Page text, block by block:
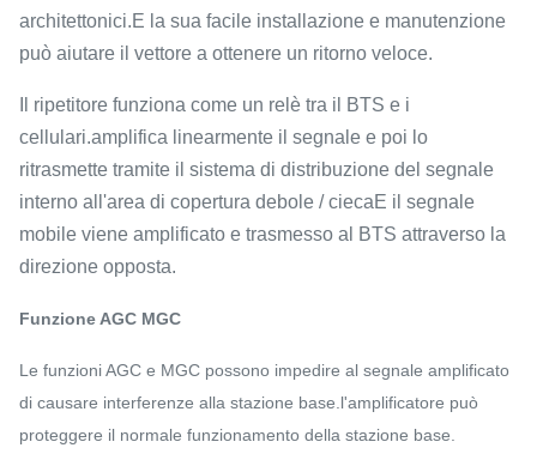
architettonici.E la sua facile installazione e manutenzione
può aiutare il vettore a ottenere un ritorno veloce.
Il ripetitore funziona come un relè tra il BTS e i
cellulari.amplifica linearmente il segnale e poi lo
ritrasmette tramite il sistema di distribuzione del segnale
interno all'area di copertura debole / ciecaE il segnale
mobile viene amplificato e trasmesso al BTS attraverso la
direzione opposta.
Funzione AGC MGC
Le funzioni AGC e MGC possono impedire al segnale amplificato
di causare interferenze alla stazione base.l'amplificatore può
proteggere il normale funzionamento della stazione base.